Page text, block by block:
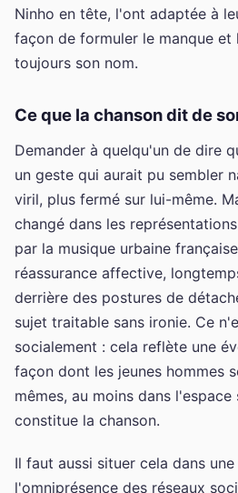
Ninho en tête, l'ont adaptée à
façon de formuler le manque
toujours son nom.
Ce que la chanson dit de
Demander à quelqu'un de dire
un geste qui aurait pu sembler
viril, plus fermé sur lui-même.
changé dans les
par la musique urbaine
réassurance affective,
derrière des postures de
sujet traitable sans ironie. Ce
socialement : cela reflète une
façon dont les jeunes hommes
mêmes, au moins dans
constitue la chanson.
Il faut aussi situer cela dans
l'omniprésence des réseaux